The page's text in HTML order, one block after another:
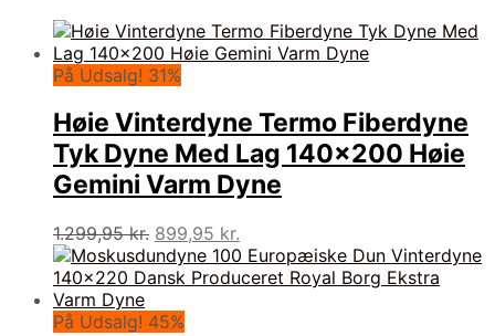
På Udsalg! 31%
Høie Vinterdyne Termo Fiberdyne
Tyk Dyne Med Lag 140×200 Høie
Gemini Varm Dyne
1.299,95kr. Den
oprindelige
pris
1.299,95 kr..
899,95 kr.
aktuelle
pris
På Udsalg! 45%